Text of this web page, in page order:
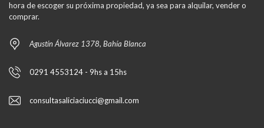
hora de escoger su próxima propiedad, ya sea para alquilar, vender o
comprar.
Agustín Álvarez 1378, Bahía Blanca
0291 4553124 - 9hs a 15hs
consultasaliciaciucci@gmail.com